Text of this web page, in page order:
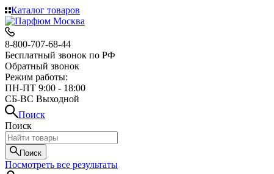
Каталог товаров
8-800-707-68-44
Бесплатный звонок по РФ
Обратный звонок
Режим работы:
ПН-ПТ 9:00 - 18:00
СБ-ВС Выходной
Поиск
Поиск
Поиск
Посмотреть все результаты